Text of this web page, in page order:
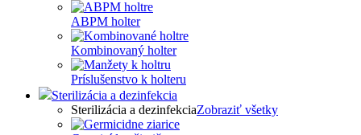
ABPM holter
Kombinovaný holter
Príslušenstvo k holteru
Sterilizácia a dezinfekcia
Sterilizácia a dezinfekciaZobraziť všetky